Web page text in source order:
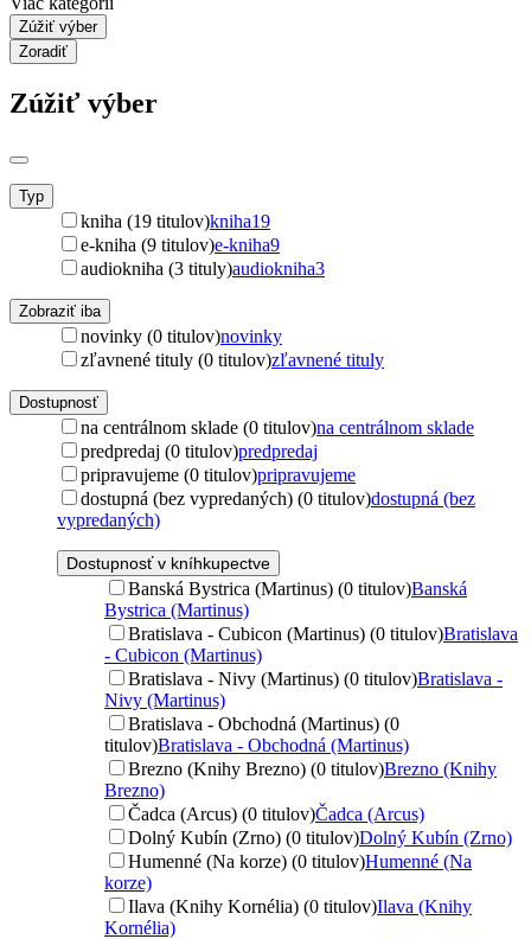
Zúžiť výber
Zoradiť
Zúžiť výber
Typ
kniha (19 titulov)kniha19
e-kniha (9 titulov)e-kniha9
audiokniha (3 tituly)audiokniha3
Zobraziť iba
novinky (0 titulov)novinky
zľavnené tituly (0 titulov)zľavnené tituly
Dostupnosť
na centrálnom sklade (0 titulov)na centrálnom sklade
predpredaj (0 titulov)predpredaj
pripravujeme (0 titulov)pripravujeme
dostupná (bez vypredaných) (0 titulov)dostupná (bez
vypredaných)
Dostupnosť v kníhkupectve
Banská Bystrica (Martinus) (0 titulov)Banská
Bystrica (Martinus)
Bratislava - Cubicon (Martinus) (0 titulov)Bratislava
- Cubicon (Martinus)
Bratislava - Nivy (Martinus) (0 titulov)Bratislava -
Nivy (Martinus)
Bratislava - Obchodná (Martinus) (0
titulov)Bratislava - Obchodná (Martinus)
Brezno (Knihy Brezno) (0 titulov)Brezno (Knihy
Brezno)
Čadca (Arcus) (0 titulov)Čadca (Arcus)
Dolný Kubín (Zrno) (0 titulov)Dolný Kubín (Zrno)
Humenné (Na korze) (0 titulov)Humenné (Na
korze)
Ilava (Knihy Kornélia) (0 titulov)Ilava (Knihy
Kornélia)